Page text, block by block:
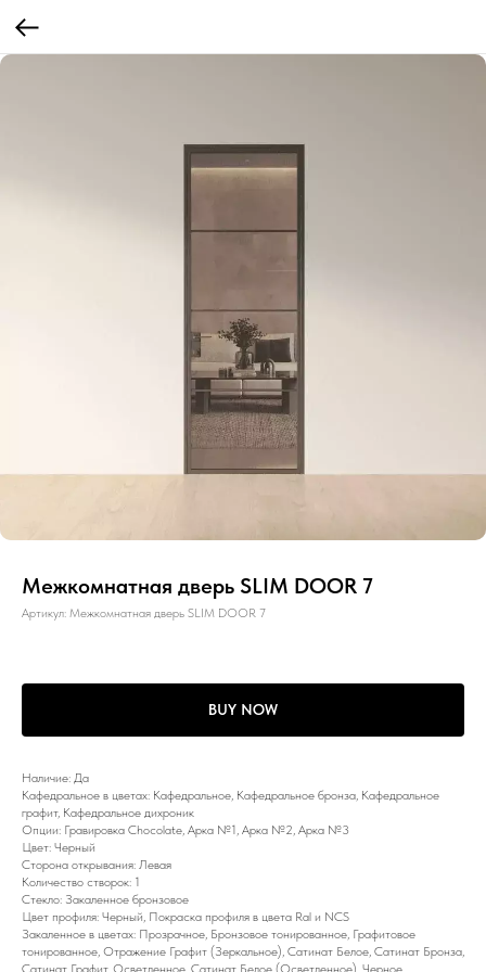
Межкомнатная дверь SLIM DOOR 7
Артикул: Межкомнатная дверь SLIM DOOR 7
BUY NOW
Наличие: Да
Кафедральное в цветах: Кафедральное, Кафедральное бронза, Кафедральное
графит, Кафедральное дихроник
Опции: Гравировка Chocolate, Арка №1, Арка №2, Арка №3
Цвет: Черный
Сторона открывания: Левая
Количество створок: 1
Стекло: Закаленное бронзовое
Цвет профиля: Черный, Покраска профиля в цвета Ral и NCS
Закаленное в цветах: Прозрачное, Бронзовое тонированное, Графитовое
тонированное, Отражение Графит (Зеркальное), Сатинат Белое, Сатинат Бронза,